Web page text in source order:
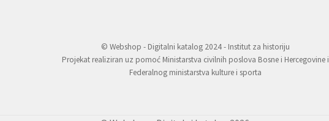
© Webshop - Digitalni katalog 2024 - Institut za historiju
Projekat realiziran uz pomoć Ministarstva civilnih poslova Bosne i Hercegovine i
Federalnog ministarstva kulture i sporta